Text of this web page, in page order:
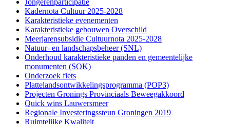
Kadernota Cultuur 2025-2028
Karakteristieke evenementen
Karakteristieke gebouwen Overschild
Meerjarensubsidie Cultuurnota 2025-2028
Natuur- en landschapsbeheer (SNL)
Onderhoud karakteristieke panden en gemeentelijke
monumenten (SOK)
Onderzoek fiets
Plattelandsontwikkelingsprogramma (POP3)
Projecten Gronings Provinciaals Beweegakkoord
Quick wins Lauwersmeer
Regionale Investeringssteun Groningen 2019
Ruimtelijke Kwaliteit